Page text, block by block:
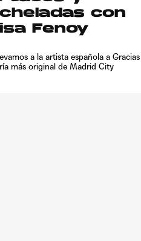
con
Fenoy
a la artista española a
más original de Madrid City